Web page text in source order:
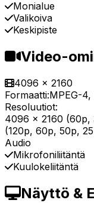
Monialue
Valikoiva
Keskipiste
Video-
4096 x 2160
Formaatti:MPEG-
Resoluutiot:
4096 x 2160 (60p,
(120p, 60p, 50p,
Audio
Mikrofoniliitäntä
Kuulokeliitäntä
Näyttö &